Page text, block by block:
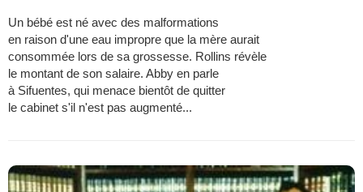
Un bébé est né avec des malformations
en raison d'une eau impropre que la mère aurait
consommée lors de sa grossesse. Rollins révèle
le montant de son salaire. Abby en parle
à Sifuentes, qui menace bientôt de quitter
le cabinet s'il n'est pas augmenté...